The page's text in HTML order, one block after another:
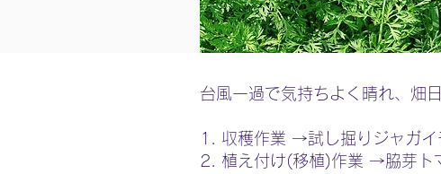
台風一過で気持ちよく晴れ、畑
1. 収穫作業 →試し掘りジャガイ
2. 植え付け(移植)作業 →脇芽ト